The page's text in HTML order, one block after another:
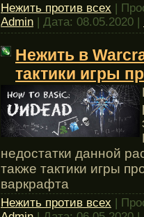
Нежить против всех |
Admin | Дата: 08.05.2020 |
Нежить в
тактики игры
недостатки данной
также тактики игры
варкрафта
Нежить против всех |